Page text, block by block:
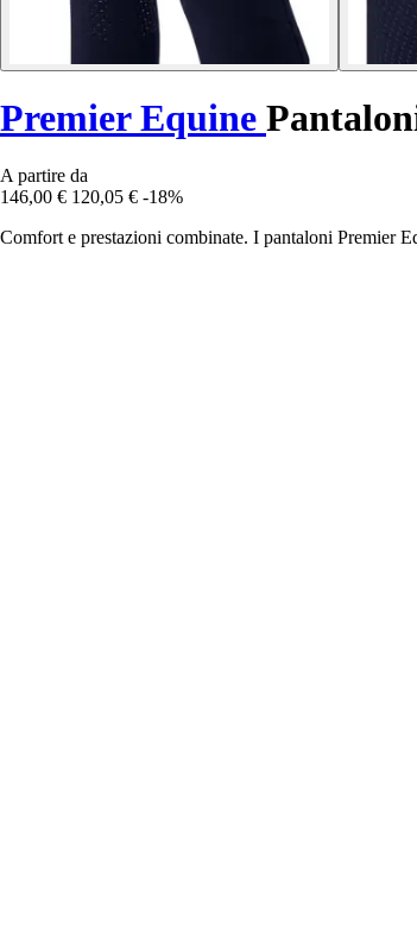
Premier Equine
A partire da
146,00 € 120,05 € -18%
Comfort e prestazioni combinate. I pantaloni Premier